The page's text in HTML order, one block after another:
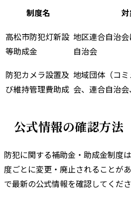
制度名
高松市防犯灯新設
等助成金
地区連合自治
自治会
防犯カメラ設置及
び維持管理費助成
地域団体（コ
会、連合自治会
公式情報の確認方法
防犯に関する補助金・助成金制度
度ごとに変更・廃止されることがあ
で最新の公式情報を確認してくださ